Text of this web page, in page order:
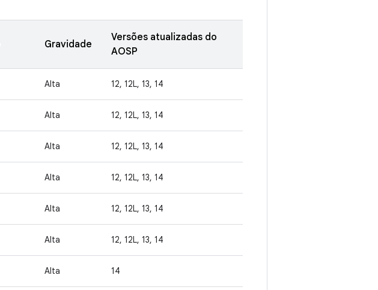
Gravidade
Versões atualizadas do
AOSP
Alta 12, 12L, 13, 14
Alta 12, 12L, 13, 14
Alta 12, 12L, 13, 14
Alta 12, 12L, 13, 14
Alta 12, 12L, 13, 14
Alta 12, 12L, 13, 14
Alta 14